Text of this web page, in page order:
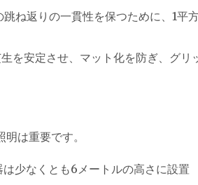
ね返りの一貫性を保つために、1平
を安定させ、マット化を防ぎ、グリ
は重要です。
少なくとも6メートルの高さに設置